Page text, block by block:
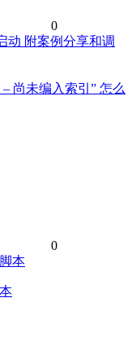
0
– 尚未编入索引” 怎么
0